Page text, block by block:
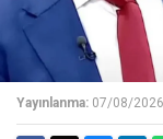
Yayınlanma: 07/08/2026